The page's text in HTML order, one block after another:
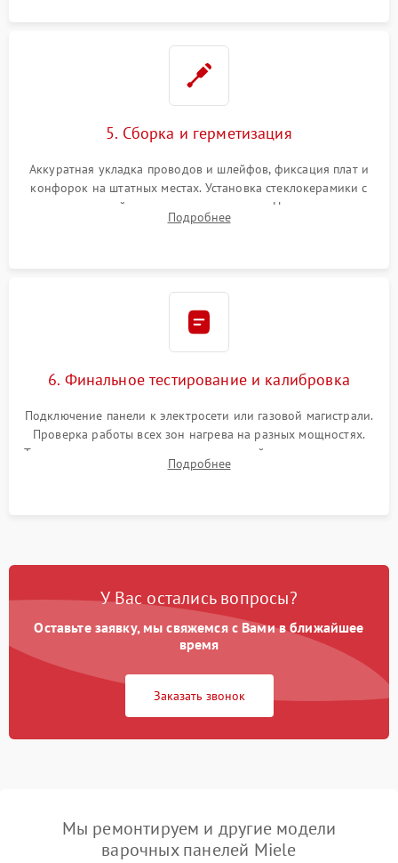
5. Сборка и герметизация
Аккуратная укладка проводов и шлейфов, фиксация плат и
конфорок на штатных местах. Установка стеклокерамики с
проверкой равномерности зазоров. Нанесение
термостойкого герметика или укладка уплотнительной
Подробнее
6. Финальное тестирование и калибровка
Подключение панели к электросети или газовой магистрали.
Проверка работы всех зон нагрева на разных мощностях.
Тестирование сенсорного управления, таймера, индикаторов
остаточного тепла и систем защиты от перегрева.
Подробнее
У Вас остались вопросы?
Оставьте заявку, мы свяжемся с Вами в ближайшее
время
Заказать звонок
Мы ремонтируем и другие модели
варочных панелей Miele